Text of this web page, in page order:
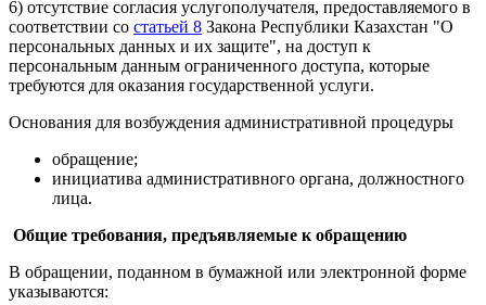
6) отсутствие согласия услугополучателя, предоставляемого в
соответствии со статьей 8 Закона Республики Казахстан "О
персональных данных и их защите", на доступ к
персональным данным ограниченного доступа, которые
требуются для оказания государственной услуги.
Основания для возбуждения административной процедуры
обращение;
инициатива административного органа, должностного
лица.
Общие требования, предъявляемые к обращению
В обращении, поданном в бумажной или электронной форме
указываются: